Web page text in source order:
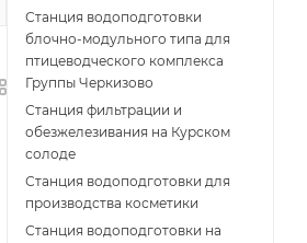
Станция водоподготовки
блочно-модульного типа для
птицеводческого комплекса
Группы Черкизово
Станция фильтрации и
обезжелезивания на Курском
солоде
Станция водоподготовки для
производства косметики
Станция водоподготовки на